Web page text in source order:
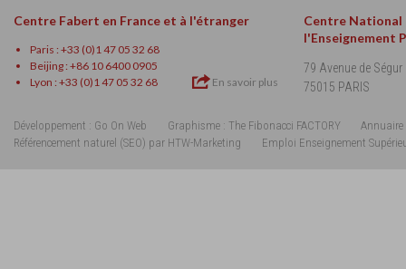
Centre Fabert en France et à l'étranger
Paris : +33 (0)1 47 05 32 68
Beijing : +86 10 6400 0905
Lyon : +33 (0)1 47 05 32 68
En savoir plus
Centre National
l'Enseignement
79 Avenue de Ségur
75015 PARIS
Développement : Go On Web Graphisme : The Fibonacci FACTORY
Annuaire
Référencement naturel (SEO) par HTW-Marketing
Emploi Enseignement